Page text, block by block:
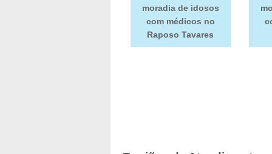
moradia de idosos
com médicos no
Raposo Tavares